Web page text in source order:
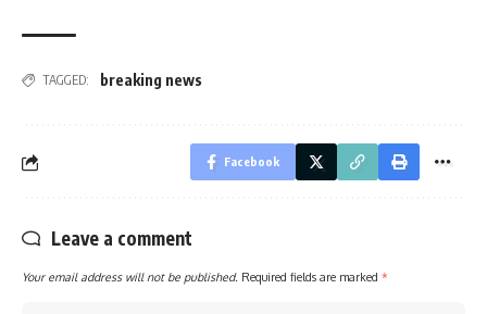
TAGGED: breaking news
Facebook
Leave a comment
Your email address will not be published. Required fields are marked *